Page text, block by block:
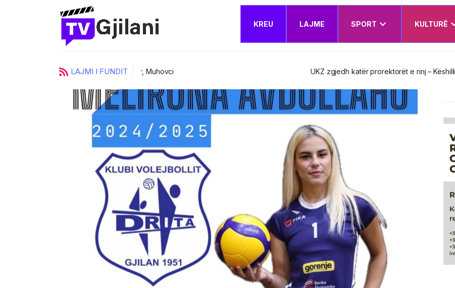
KREU LAJME SPORT KULTURË
LAJMI I FUNDIT UKZ zgjedh katër prorektorët e rinj – Këshilli Drejtues miraton edhe Planin e Veprimit Institucional